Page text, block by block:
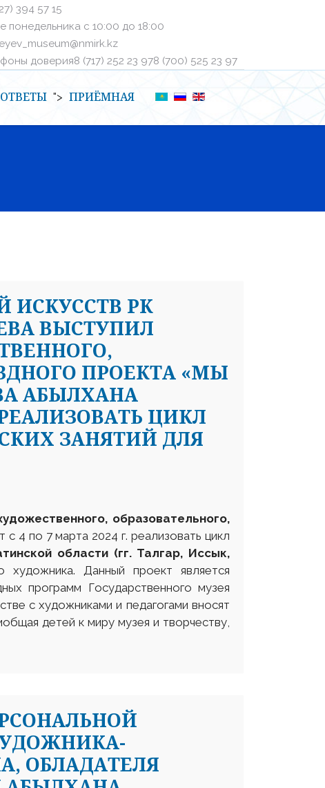
394 57 15
понедельника с 10:00 до 18:00
доверияㅤ8 (717) 252 23 97ㅤㅤ8 (700) 525 23 97
"> ПРИЁМНАЯ
ИСКУССТВ РК
ВЫСТУПИЛ
ПРОЕКТА «МЫ
АБЫЛХАНА
ЦИКЛ
ЗАНЯТИЙ ДЛЯ
образовательного,
с 4 по 7 марта 2024 г. реализовать цикл
области (гг. Талгар, Иссык,
Данный проект является
программ Государственного музея
с художниками и педагогами вносят
детей к миру музея и творчеству,
ОБЛАДАТЕЛЯ